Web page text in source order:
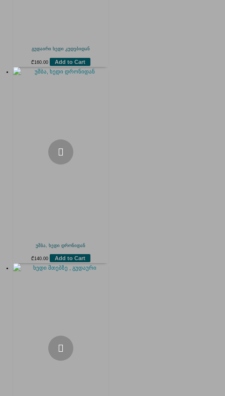
გუდაირი ხედი კუდებიდან
₾ 160.00 Add to Cart
უშბა, ხედი დრონიდან
₾140.00 Add to Cart